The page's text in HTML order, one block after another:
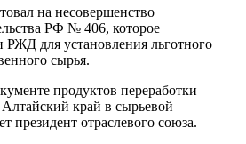
на несовершенство
РФ № 406, которое
РЖД для установления льготного
сырья.
продуктов переработки
край в сырьевой
президент отраслевого союза.